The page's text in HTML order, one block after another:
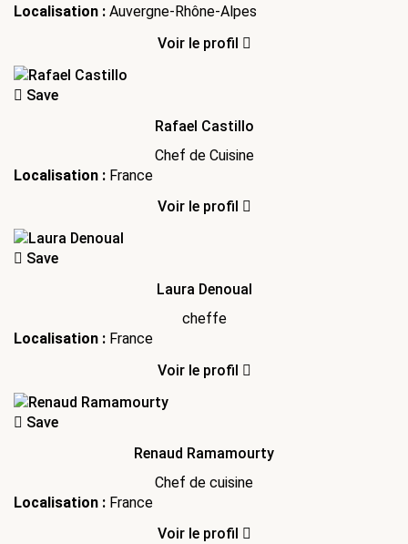
Localisation : Auvergne-Rhône-Alpes
Voir le profil
Save
Rafael Castillo
Chef de Cuisine
Localisation : France
Voir le profil
Save
Laura Denoual
cheffe
Localisation : France
Voir le profil
Save
Renaud Ramamourty
Chef de cuisine
Localisation : France
Voir le profil